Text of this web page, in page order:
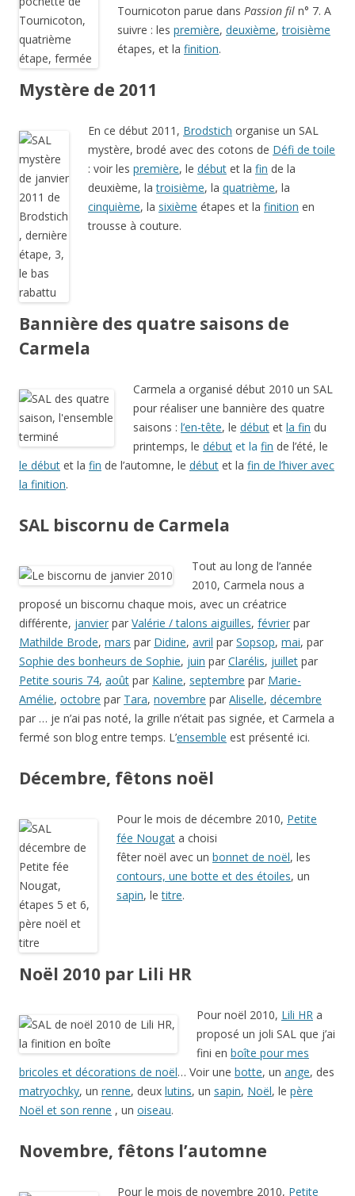
Tournicoton parue dans Passion fil n° 7. A
suivre : les première, deuxième,troisième
étapes, et la finition.
Mystère de 2011
En ce début 2011, Brodstich organise un SAL
mystère, brodé avec des cotons de Défi de toile
: voir les première, le début et la fin de la
deuxième, latroisième, la quatrième, la
cinquième, la sixième étapes et la finition en
trousse à couture.
Bannière des quatre saisons de
Carmela
Carmela a organisé début 2010 un SAL
pour réaliser une bannière des quatre
saisons : l’en-tête, le début et la fin du
printemps, le début et la fin de l’été, le
le début et la fin de l’automne, le début et la fin de l’hiver avec
la finition.
SAL biscornu de Carmela
Tout au long de l’année
2010, Carmela nous a
proposé un biscornu chaque mois, avec un créatrice
différente, janvier par Valérie / talons aiguilles, février par
Mathilde Brode, mars par Didine, avril par Sopsop, mai, par
Sophie des bonheurs de Sophie, juin par Clarélis, juillet par
Petite souris 74, août par Kaline, septembre par Marie-
Amélie, octobre par Tara, novembre par Aliselle, décembre
par … je n’ai pas noté, la grille n’était pas signée, et Carmela a
fermé son blog entre temps. L’ensemble est présenté ici.
Décembre, fêtons noël
Pour le mois de décembre 2010, Petite
fée Nougat a choisi
fêter noël avec un bonnet de noël, les
contours, une botte et des étoiles, un
sapin, letitre.
Noël 2010 par Lili HR
Pour noël 2010, Lili HR a
proposé un joli SAL que j’ai
fini en boîte pour mes
bricoles et décorations de noël… Voir une botte, un ange, des
matryochky, un renne, deux lutins, un sapin, Noël, le père
Noël et son renne , un oiseau.
Novembre, fêtons l’automne
Pour le mois de novembre 2010, Petite